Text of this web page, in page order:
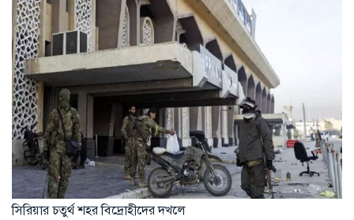
সিরিয়ার চতুর্থ শহর বিদ্রোহীদের দখলে